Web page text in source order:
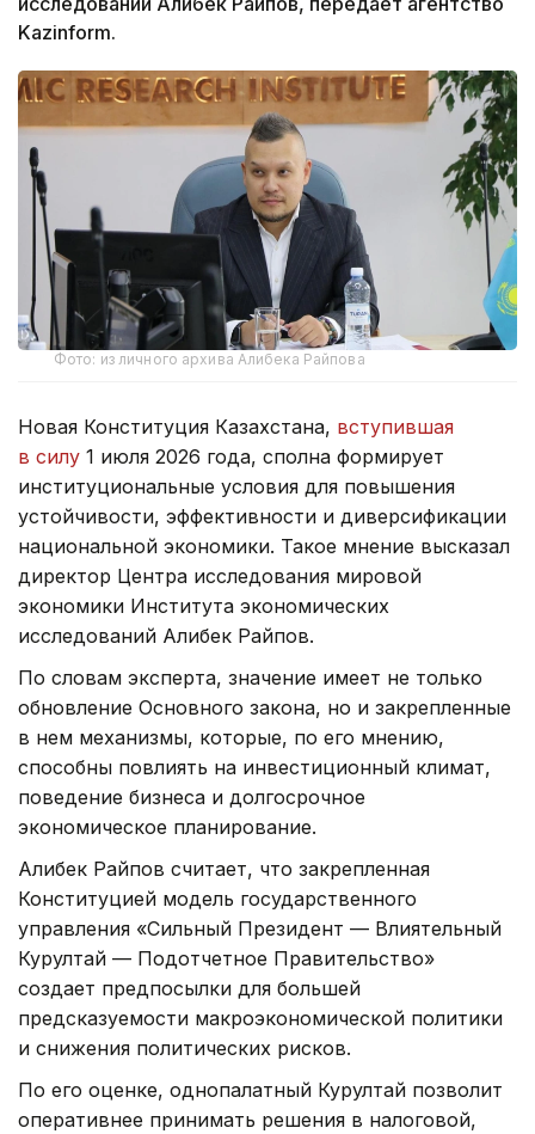
Kazinform.
Фото: из личного архива Алибека Райпова
Новая Конституция Казахстана, вступившая
в силу 1 июля 2026 года, сполна формирует
институциональные условия для повышения
устойчивости, эффективности и диверсификации
национальной экономики. Такое мнение высказал
директор Центра исследования мировой
экономики Института экономических
исследований Алибек Райпов.
По словам эксперта, значение имеет не только
обновление Основного закона, но и закрепленные
в нем механизмы, которые, по его мнению,
способны повлиять на инвестиционный климат,
поведение бизнеса и долгосрочное
экономическое планирование.
Алибек Райпов считает, что закрепленная
Конституцией модель государственного
управления «Сильный Президент — Влиятельный
Курултай — Подотчетное Правительство»
создает предпосылки для большей
предсказуемости макроэкономической политики
и снижения политических рисков.
По его оценке, однопалатный Курултай позволит
оперативнее принимать решения в налоговой,